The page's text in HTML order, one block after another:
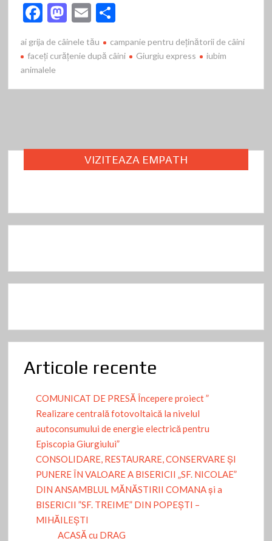
F
e
b
o
M
to
o
E
m
ai ta
az
ai grija de câinele tău
campanie pentru deţinătorii de câini
faceţi curăţenie după câini
Giurgiu express
iubim
animalele
VIZITEAZA EMPATH
Articole recente
COMUNICAT DE PRESĂ Începere proiect ”
Realizare centrală fotovoltaică la nivelul
autoconsumului de energie electrică pentru
Episcopia Giurgiului”
CONSOLIDARE, RESTAURARE, CONSERVARE ȘI
PUNERE ÎN VALOARE A BISERICII „SF. NICOLAE”
DIN ANSAMBLUL MĂNĂSTIRII COMANA și a
BISERICII ”SF. TREIME” DIN POPEȘTI –
MIHĂILEȘTI
ACASĂ cu DRAG